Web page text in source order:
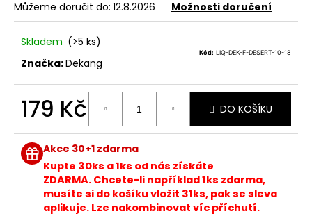
5
Můžeme doručit do: 12.8.2026 Možnosti doručení
Skladem (>5 ks)
Kód: LIQ-DEK-F-DESERT-10-18
Značka:Dekang
179 Kč
cena:
DO KOŠÍKU
Akce 30+1 zdarma
Kupte 30ks a 1ks od nás získáte
ZDARMA. Chcete-li například 1ks zdarma,
musíte si do košíku vložit 31ks, pak se sleva
aplikuje. Lze nakombinovat víc příchutí.
a
?
HLEDAT